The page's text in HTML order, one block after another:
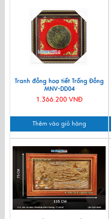
Tranh đồng hoạ tiết Trống Đồng
MNV-DD04
1.366.200 VNĐ
Thêm vào giỏ hàng